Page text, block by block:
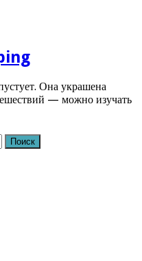
Она украшена
— можно изучать